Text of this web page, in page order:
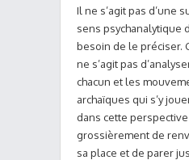
Il ne s’agit pas d’une
sens psychanalytique
besoin de le préciser.
ne s’agit pas
chacun et les
archaïques qui s’y
dans cette
grossièrement de
sa place et de parer